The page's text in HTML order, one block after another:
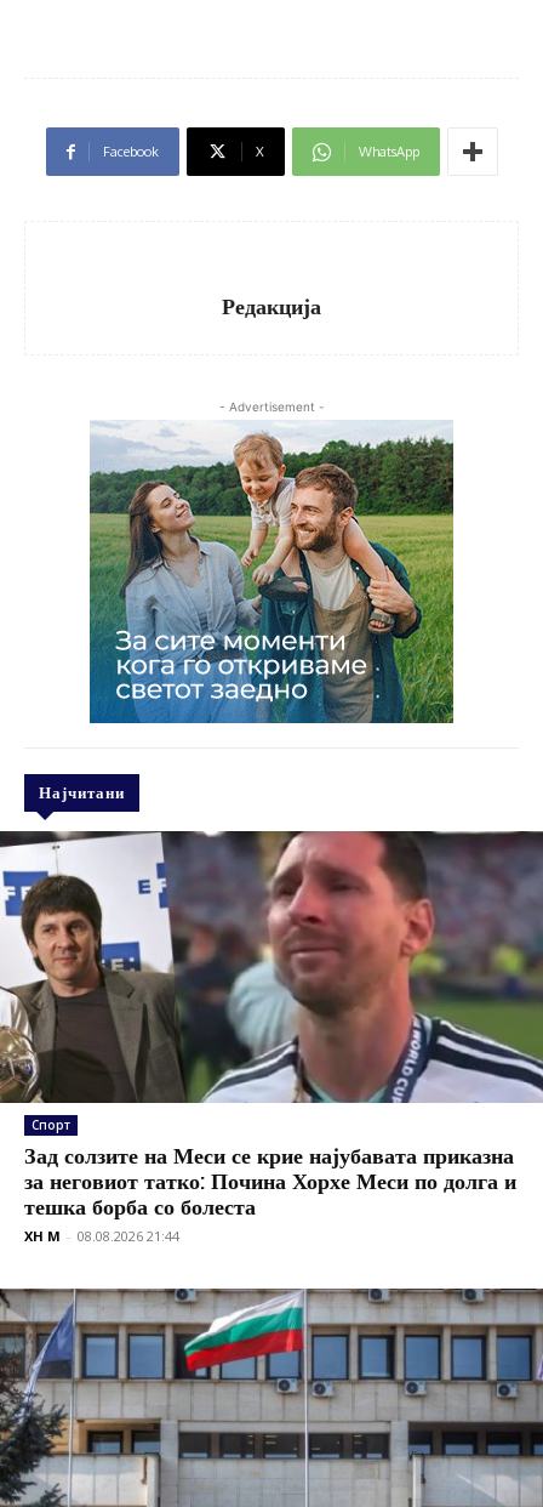
Facebook X WhatsApp
Редакција
- Advertisement -
Најчитани
Спорт
Зад солзите на Меси се крие најубавата приказна
за неговиот татко: Почина Хорхе Меси по долга и
тешка борба со болеста
XH M - 08.08.2026 21:44